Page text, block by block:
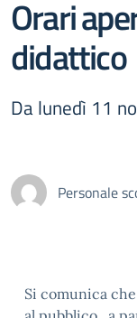
Orari
didattico
Da lunedì 11
Personale
Si comunica